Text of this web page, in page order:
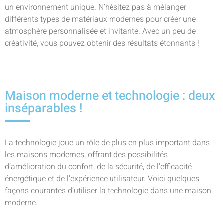
un environnement unique. N’hésitez pas à mélanger
différents types de matériaux modernes pour créer une
atmosphère personnalisée et invitante. Avec un peu de
créativité, vous pouvez obtenir des résultats étonnants !
Maison moderne et technologie : deux
inséparables !
La technologie joue un rôle de plus en plus important dans
les maisons modernes, offrant des possibilités
d’amélioration du confort, de la sécurité, de l’efficacité
énergétique et de l’expérience utilisateur. Voici quelques
façons courantes d’utiliser la technologie dans une maison
moderne.